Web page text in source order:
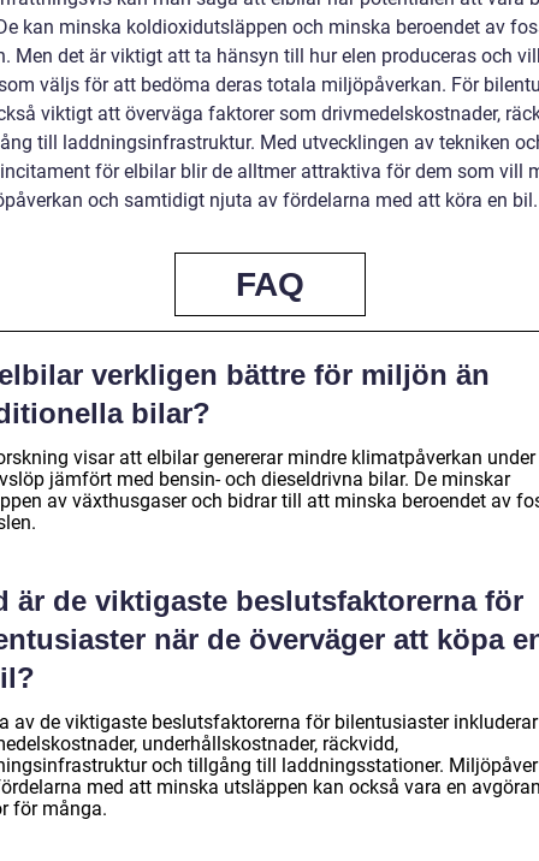
kan minska koldioxidutsläppen och minska beroendet av
Men det är viktigt att ta hänsyn till hur elen produceras och
väljs för att bedöma deras totala miljöpåverkan. För
viktigt att överväga faktorer som drivmedelskostnader,
till laddningsinfrastruktur. Med utvecklingen av tekniken
för elbilar blir de alltmer attraktiva för dem som vill
och samtidigt njuta av fördelarna med att köra en bil.
FAQ
verkligen bättre för miljön än
bilar?
visar att elbilar genererar mindre klimatpåverkan
jämfört med bensin- och dieseldrivna bilar. De minskar
av växthusgaser och bidrar till att minska beroendet av
är de viktigaste beslutsfaktorerna för
när de överväger att köpa
av de viktigaste beslutsfaktorerna för bilentusiaster inkluderar
underhållskostnader, räckvidd,
och tillgång till laddningsstationer.
med att minska utsläppen kan också vara en
för många.